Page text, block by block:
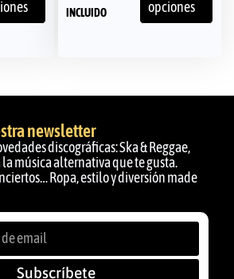
INCLUIDO
opciones
newsletter
discográficas: Ska & Reggae,
la música alternativa que te gusta.
Ropa, estilo y diversión made
Subscríbete